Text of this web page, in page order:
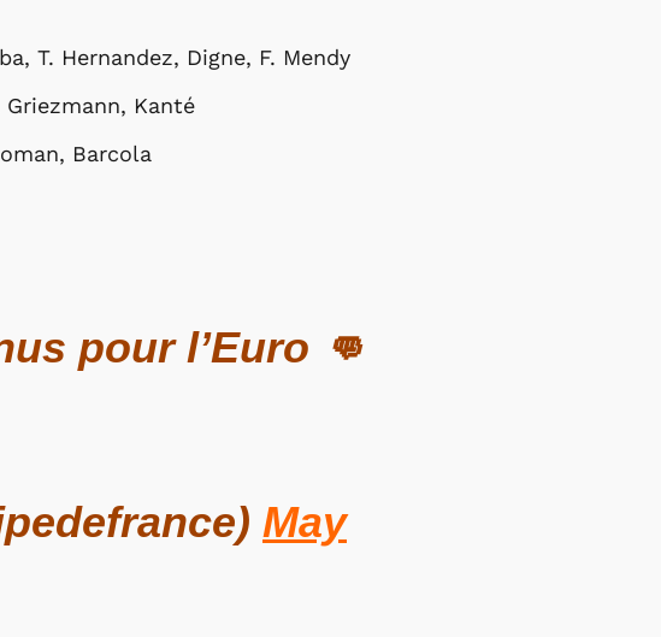
T. Hernandez, Digne, F. Mendy
Griezmann, Kanté
Barcola
pour l’Euro 👊
May